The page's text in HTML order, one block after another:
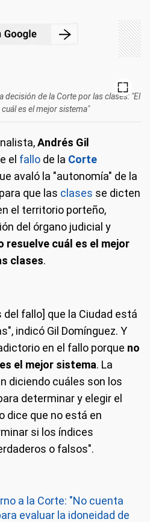
decisión de la Corte por las clases: "El
es el mejor sistema"
Andrés Gil
el fallo de la Corte
avaló la "autonomía" de la
que las clases se dicten
el territorio porteño,
del órgano judicial y
resuelve cuál es el mejor
clases.
del fallo] que la Ciudad está
indicó Gil Domínguez. Y
en el fallo porque no
el mejor sistema. La
diciendo cuáles son los
determinar y elegir el
dice que no está en
si los índices
o falsos".
a la Corte: "No cuenta
evaluar la idoneidad de